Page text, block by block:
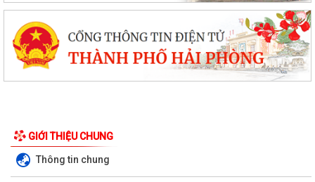
GIỚI THIỆU CHUNG
Thông tin chung